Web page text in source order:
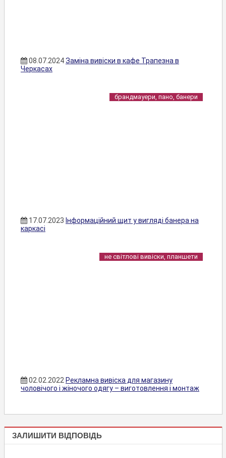
08.07.2024Заміна вивіски в кафе Трапезна в
Черкасах
брандмауери, пано, банери
17.07.2023 Інформаційний щит у вигляді банера на
каркасі
не світлові вивіски, планшети
02.02.2022 Рекламна вивіска для магазину
чоловічого і жіночого одягу – виготовлення і монтаж
БРАНДМАУЕРИ,
ПАНО, БАНЕРИ
ЗАЛИШИТИ ВІДПОВІДЬ